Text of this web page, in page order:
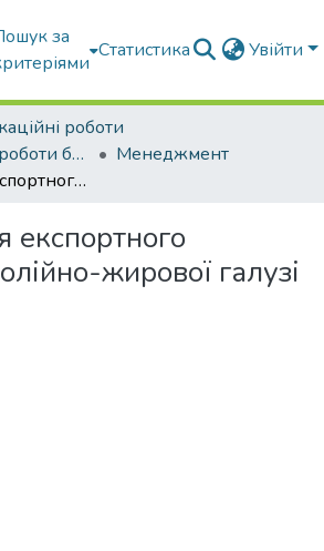
за
Статистика Увійти
роботи
Кваліфікаційні роботи бакалаврів
Менеджмент
Формування експортного потенціалу олійно-жирової галузі України
експортного
жирової галузі